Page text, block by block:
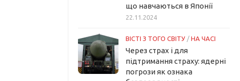
що навчаються в Японії
22.11.2024
ВІСТІ З ТОГО СВІТУ / НА ЧАСІ
Через страх і для
підтримання страху: ядерні
погрози як ознака